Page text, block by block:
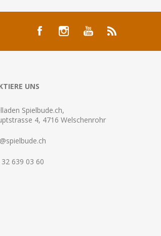
UNS
Spielbude.ch,
4, 4716 Welschenrohr
639 03 60